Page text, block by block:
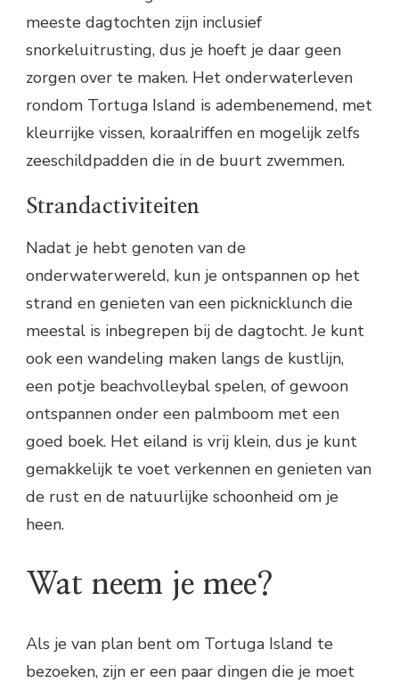
meeste dagtochten zijn inclusief
snorkeluitrusting, dus je hoeft je daar geen
zorgen over te maken. Het onderwaterleven
rondom Tortuga Island is adembenemend, met
kleurrijke vissen, koraalriffen en mogelijk zelfs
zeeschildpadden die in de buurt zwemmen.
Strandactiviteiten
Nadat je hebt genoten van de
onderwaterwereld, kun je ontspannen op het
strand en genieten van een picknicklunch die
meestal is inbegrepen bij de dagtocht. Je kunt
ook een wandeling maken langs de kustlijn,
een potje beachvolleybal spelen, of gewoon
ontspannen onder een palmboom met een
goed boek. Het eiland is vrij klein, dus je kunt
gemakkelijk te voet verkennen en genieten van
de rust en de natuurlijke schoonheid om je
heen.
Wat neem je mee?
Als je van plan bent om Tortuga Island te
bezoeken, zijn er een paar dingen die je moet